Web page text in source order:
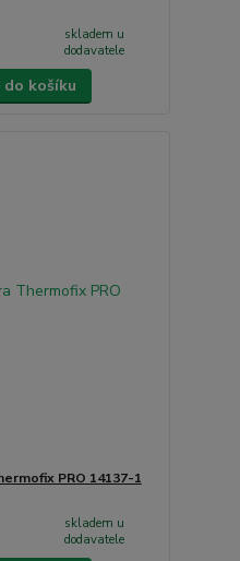
skladem u
dodavatele
košíku
PRO 14137-1
skladem u
dodavatele